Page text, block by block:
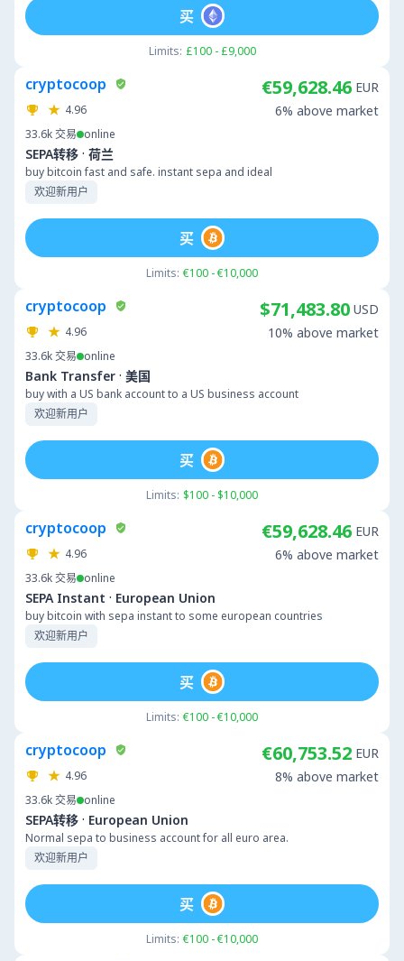
Limits: £100 - £9,000
买
cryptocoop
4.96
33.6k交易 online
SEPA转移 · 荷兰
buy bitcoin fast and safe. instant sepa and ideal
欢迎新用户
€59,628.46 EUR
6% above market
Limits: €100 - €10,000
买
cryptocoop
4.96
33.6k交易 online
Bank Transfer · 美国
buy with a US bank account to a US business account
欢迎新用户
$71,483.80 USD
10% above market
Limits: $100 - $10,000
买
cryptocoop
4.96
33.6k交易 online
SEPA Instant · European Union
buy bitcoin with sepa instant to some european countries
欢迎新用户
€59,628.46 EUR
6% above market
Limits: €100 - €10,000
买
cryptocoop
4.96
33.6k交易 online
SEPA转移 · European Union
Normal sepa to business account for all euro area.
欢迎新用户
€60,753.52 EUR
8% above market
Limits: €100 - €10,000
买